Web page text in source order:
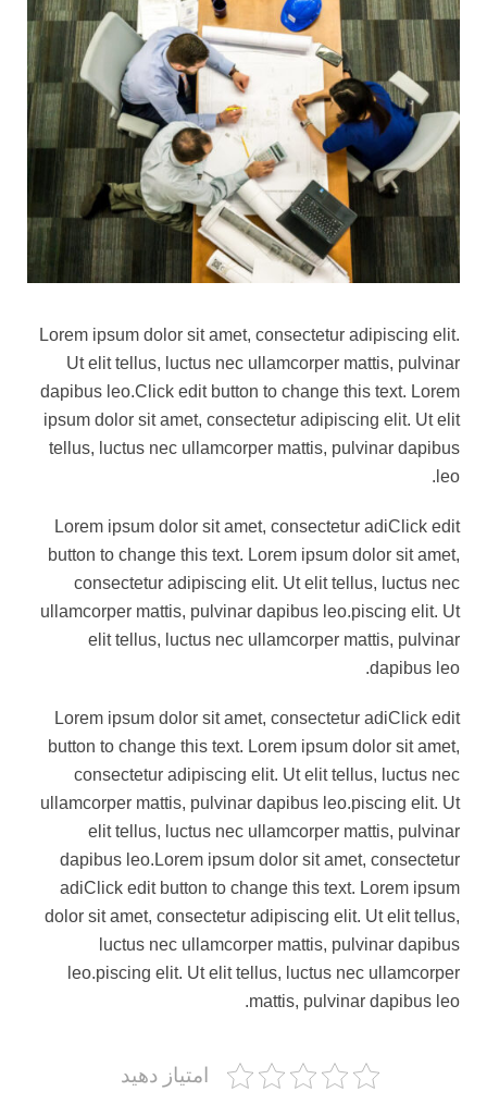
Lorem ipsum dolor sit amet, consectetur adipiscing elit.
Ut elit tellus, luctus nec ullamcorper mattis, pulvinar
dapibus leo.Click edit button to change this text. Lorem
ipsum dolor sit amet, consectetur adipiscing elit. Ut elit
tellus, luctus nec ullamcorper mattis, pulvinar dapibus
leo.
Lorem ipsum dolor sit amet, consectetur adiClick edit
button to change this text. Lorem ipsum dolor sit amet,
consectetur adipiscing elit. Ut elit tellus, luctus nec
ullamcorper mattis, pulvinar dapibus leo.piscing elit. Ut
elit tellus, luctus nec ullamcorper mattis, pulvinar
dapibus leo.
Lorem ipsum dolor sit amet, consectetur adiClick edit
button to change this text. Lorem ipsum dolor sit amet,
consectetur adipiscing elit. Ut elit tellus, luctus nec
ullamcorper mattis, pulvinar dapibus leo.piscing elit. Ut
elit tellus, luctus nec ullamcorper mattis, pulvinar
dapibus leo.Lorem ipsum dolor sit amet, consectetur
adiClick edit button to change this text. Lorem ipsum
dolor sit amet, consectetur adipiscing elit. Ut elit tellus,
luctus nec ullamcorper mattis, pulvinar dapibus
leo.piscing elit. Ut elit tellus, luctus nec ullamcorper
mattis, pulvinar dapibus leo.
امتیاز دهید